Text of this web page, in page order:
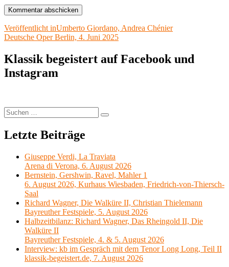
Beitragsnavigation
Veröffentlicht inUmberto Giordano, Andrea Chénier
Deutsche Oper Berlin, 4. Juni 2025
Klassik begeistert auf Facebook und
Instagram
Suchen
nach:
Suchen
Letzte Beiträge
Giuseppe Verdi, La Traviata
Arena di Verona, 6. August 2026
Bernstein, Gershwin, Ravel, Mahler 1
6. August 2026, Kurhaus Wiesbaden, Friedrich-von-Thiersch-
Saal
Richard Wagner, Die Walküre II, Christian Thielemann
Bayreuther Festspiele, 5. August 2026
Halbzeitbilanz: Richard Wagner, Das Rheingold II, Die
Walküre II
Bayreuther Festspiele, 4. & 5. August 2026
Interview: kb im Gespräch mit dem Tenor Long Long, Teil II
klassik-begeistert.de, 7. August 2026